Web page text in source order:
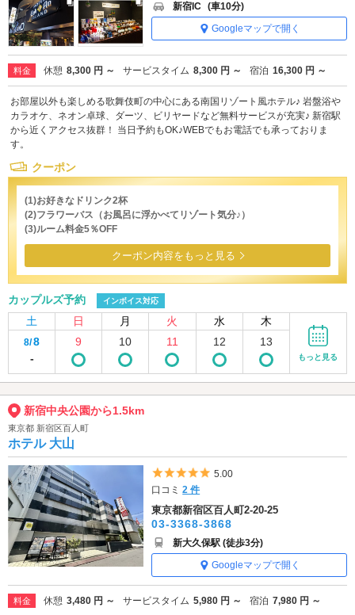
新宿IC (車10分)
Googleマップで開く
料金 休憩 8,300 円 ～ サービスタイム 8,300 円 ～ 宿泊 16,300 円 ～
お部屋以外も楽しめる歌舞伎町の中心にある南国リゾート風ホテル♪ 岩盤浴や
カラオケ、ネオン卓球、ダーツ、ビリヤードなど無料サービスが充実♪ 新宿駅
から近くアクセス抜群！ 当日予約もOK♪WEBでもお電話でも承っておりま
す。
クーポン
(1)お好きなドリンク2杯
(2)フラワーバス（お風呂に浮かべてリゾート気分♪）
(3)ルーム料金5％OFF
クーポン内容をもっと見る
カップルズ予約 インボイス対応
土 日 月 火 水 木
8/8
-
9 10 11 12 13
もっと見る
新宿中央公園から1.5km
東京都 新宿区百人町
ホテル 大山
5つ星のうち5
5.00
口コミ2 件
東京都新宿区百人町2-20-25
03-3368-3868
新大久保駅 (徒歩3分)
Googleマップで開く
料金 休憩 3,480 円 ～ サービスタイム 5,980 円 ～ 宿泊 7,980 円 ～